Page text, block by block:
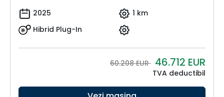
2025
1 km
Hibrid Plug-In
60.208 EUR 46.712 EUR
TVA deductibil